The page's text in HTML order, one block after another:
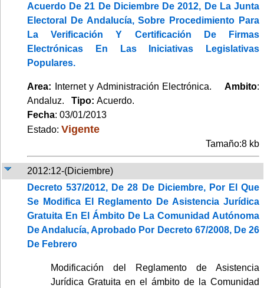
Acuerdo De 21 De Diciembre De 2012, De La Junta
Electoral De Andalucía, Sobre Procedimiento Para
La Verificación Y Certificación De Firmas
Electrónicas En Las Iniciativas Legislativas
Populares.
Area: Internet y Administración Electrónica. Ambito:
Andaluz. Tipo: Acuerdo.
Fecha: 03/01/2013
Estado: Vigente
Tamaño:8 kb
2012:12-(Diciembre)
Decreto 537/2012, De 28 De Diciembre, Por El Que
Se Modifica El Reglamento De Asistencia Jurídica
Gratuita En El Ámbito De La Comunidad Autónoma
De Andalucía, Aprobado Por Decreto 67/2008, De 26
De Febrero
Modificación del Reglamento de Asistencia
Jurídica Gratuita en el ámbito de la Comunidad